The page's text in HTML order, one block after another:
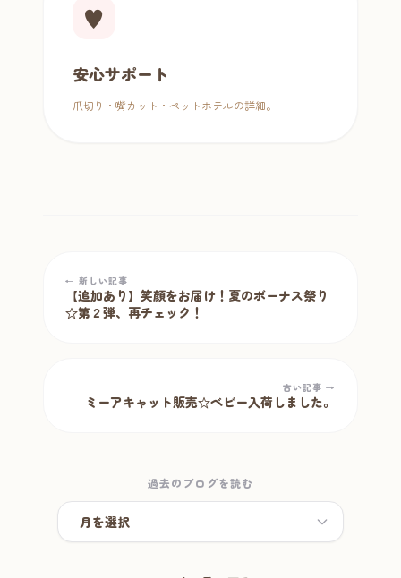
♥
安心サポート
爪切り・嘴カット・ペットホテルの詳細。
← 新しい記事
【追加あり】笑顔をお届け！夏のボーナス祭り
☆第２弾、再チェック！
古い記事 →
ミーアキャット販売☆ベビー入荷しました。
過去のブログを読む